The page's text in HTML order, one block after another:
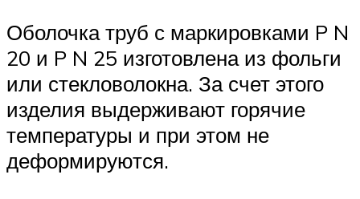
Оболочка труб с маркировками P N
20 и P N 25 изготовлена из фольги
или стекловолокна. За счет этого
изделия выдерживают горячие
температуры и при этом не
деформируются.